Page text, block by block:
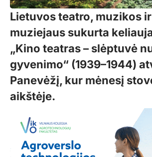
Lietuvos teatro, muzikos
muziejaus sukurta
„Kino teatras – slėptuvė
gyvenimo“ (1939–1944)
Panevėžį, kur mėnesį
aikštėje.